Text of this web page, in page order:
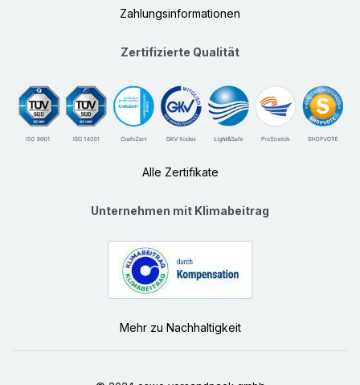
Zahlungsinformationen
Zertifizierte Qualität
Alle Zertifikate
Unternehmen mit Klimabeitrag
Mehr zu Nachhaltigkeit